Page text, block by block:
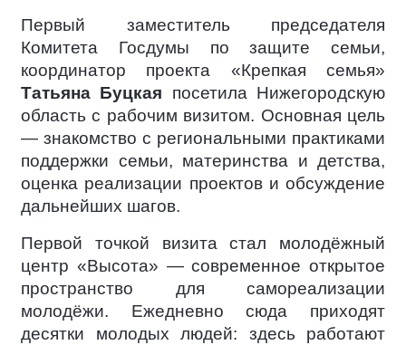
Первый заместитель председателя
Комитета Госдумы по защите семьи,
координатор проекта «Крепкая семья»
Татьяна Буцкая посетила Нижегородскую
область с рабочим визитом. Основная цель
— знакомство с региональными практиками
поддержки семьи, материнства и детства,
оценка реализации проектов и обсуждение
дальнейших шагов.
Первой точкой визита стал молодёжный
центр «Высота» — современное открытое
пространство для самореализации
молодёжи. Ежедневно сюда приходят
десятки молодых людей: здесь работают